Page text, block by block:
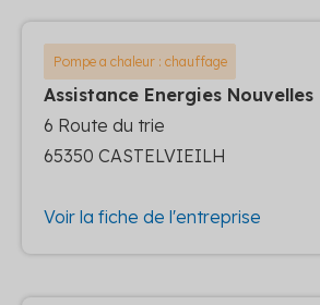
Pompe a chaleur : chauffage
Assistance Energies Nouvelles
6 Route du trie
65350 CASTELVIEILH
Voir la fiche de l'entreprise